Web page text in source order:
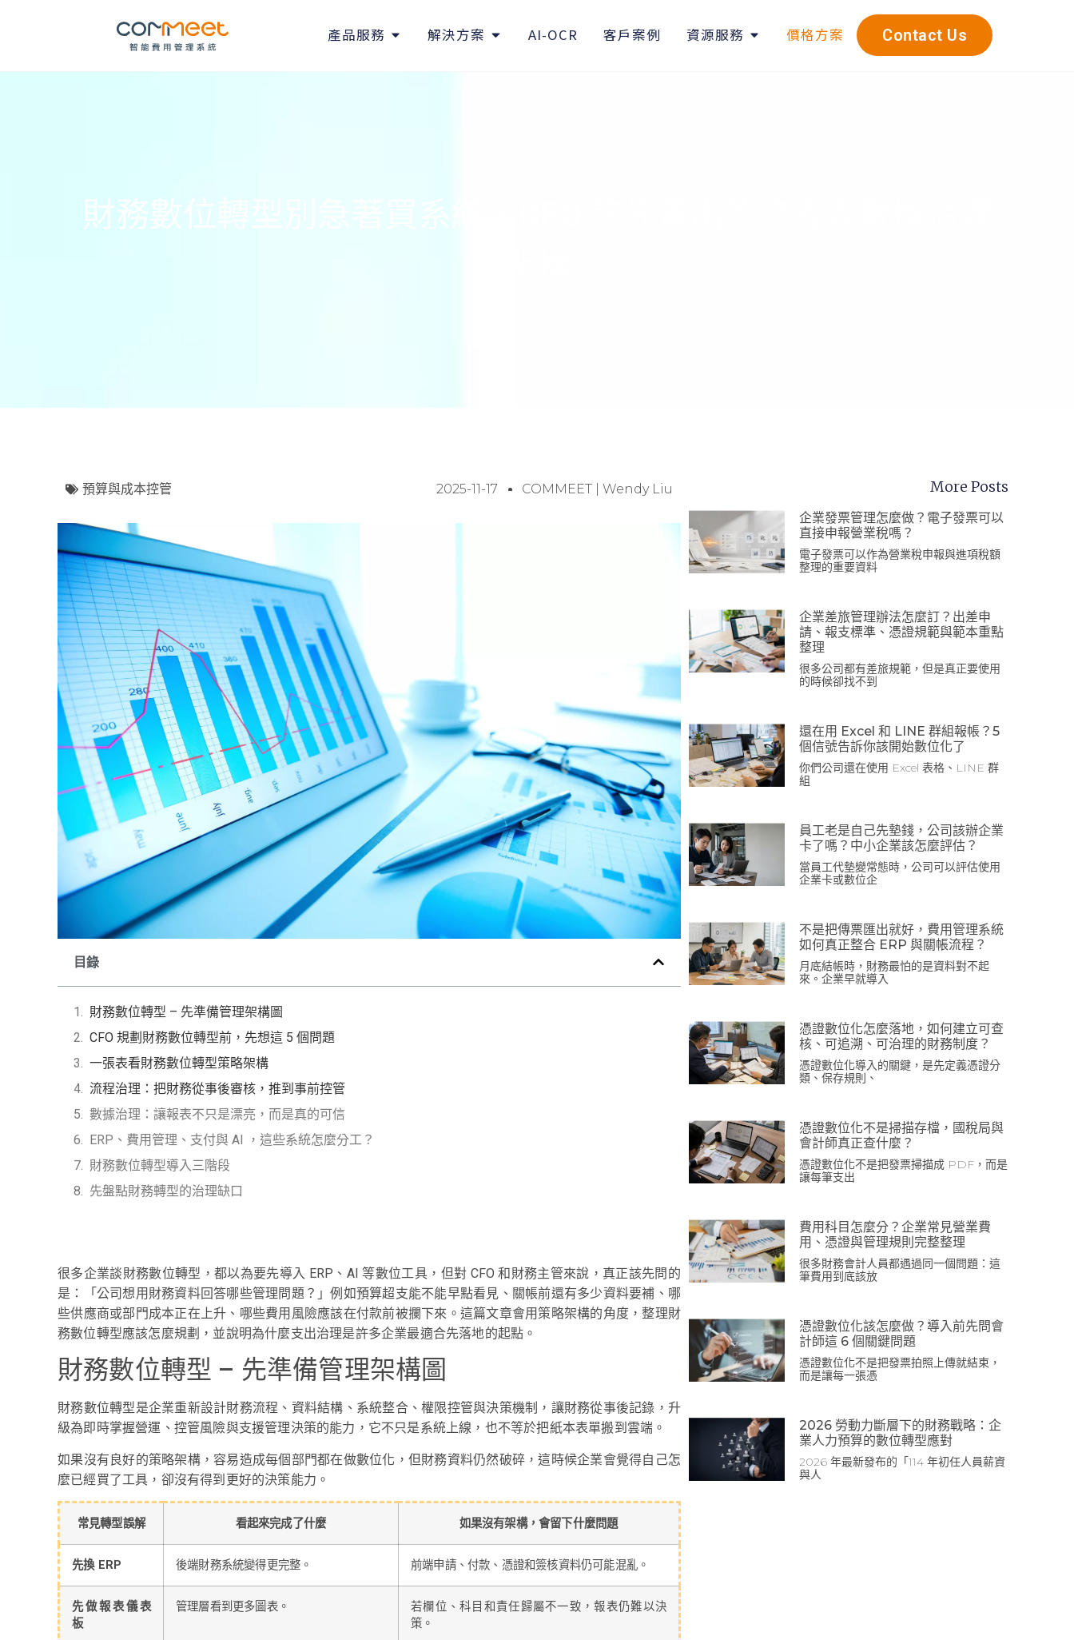
產品服務 解決方案 AI-OCR 客戶案例 資源服務 價格方案 Contact Us
財務數位轉型別急著買系統，CFO 該先畫出的流程與數據治理
預算與成本控管 2025-11-17 COMMEET | Wendy Liu
目錄
財務數位轉型 – 先準備管理架構圖
CFO 規劃財務數位轉型前，先想這 5 個問題
一張表看財務數位轉型策略架構
流程治理：把財務從事後審核，推到事前控管
數據治理：讓報表不只是漂亮，而是真的可信
ERP、費用管理、支付與 AI ，這些系統怎麼分工？
財務數位轉型導入三階段
先盤點財務轉型的治理缺口
很多企業談財務數位轉型，都以為要先導入 ERP、AI 等數位工具，但對 CFO 和財務主管來說，真正該先問的
是：「公司想用財務資料回答哪些管理問題？」例如預算超支能不能早點看見、關帳前還有多少資料要補、哪
些供應商或部門成本正在上升、哪些費用風險應該在付款前被攔下來。這篇文章會用策略架構的角度，整理財
務數位轉型應該怎麼規劃，並說明為什麼支出治理是許多企業最適合先落地的起點。
財務數位轉型 – 先準備管理架構圖
財務數位轉型是企業重新設計財務流程、資料結構、系統整合、權限控管與決策機制，讓財務從事後記錄，升
級為即時掌握營運、控管風險與支援管理決策的能力，它不只是系統上線，也不等於把紙本表單搬到雲端。
如果沒有良好的策略架構，容易造成每個部門都在做數位化，但財務資料仍然破碎，這時候企業會覺得自己怎
麼已經買了工具，卻沒有得到更好的決策能力。
常見轉型誤解 看起來完成了什麼 如果沒有架構，會留下什麼問題
先換 ERP 後端財務系統變得更完整。 前端申請、付款、憑證和簽核資料仍可能混亂。
先做報表儀表
板
管理層看到更多圖表。
若欄位、科目和責任歸屬不一致，報表仍難以決
策。
More Posts
企業發票管理怎麼做？電子發票可以
直接申報營業稅嗎？
電子發票可以作為營業稅申報與進項稅額
整理的重要資料
企業差旅管理辦法怎麼訂？出差申
請、報支標準、憑證規範與範本重點
整理
很多公司都有差旅規範，但是真正要使用
的時候卻找不到
還在用 Excel 和 LINE 群組報帳？5
個信號告訴你該開始數位化了
你們公司還在使用 Excel 表格、LINE 群
組
員工老是自己先墊錢，公司該辦企業
卡了嗎？中小企業該怎麼評估？
當員工代墊變常態時，公司可以評估使用
企業卡或數位企
不是把傳票匯出就好，費用管理系統
如何真正整合 ERP 與關帳流程？
月底結帳時，財務最怕的是資料對不起
來。企業早就導入
憑證數位化怎麼落地，如何建立可查
核、可追溯、可治理的財務制度？
憑證數位化導入的關鍵，是先定義憑證分
類、保存規則、
憑證數位化不是掃描存檔，國稅局與
會計師真正查什麼？
憑證數位化不是把發票掃描成 PDF，而是
讓每筆支出
費用科目怎麼分？企業常見營業費
用、憑證與管理規則完整整理
很多財務會計人員都遇過同一個問題：這
筆費用到底該放
憑證數位化該怎麼做？導入前先問會
計師這 6 個關鍵問題
憑證數位化不是把發票拍照上傳就結束，
而是讓每一張憑
2026 勞動力斷層下的財務戰略：企
業人力預算的數位轉型應對
2026 年最新發布的「114 年初任人員薪資
與人